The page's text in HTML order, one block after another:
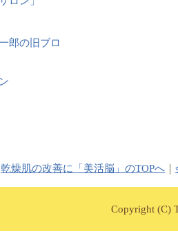
乾燥肌の改善に「美活脳」のTOPへ
Copyright (C)